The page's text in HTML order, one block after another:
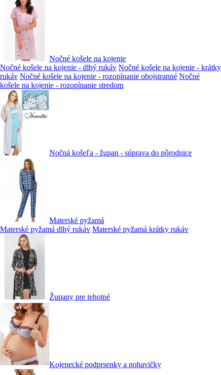
Nočné košele na kojenie
Nočné košele na kojenie - dlhý rukáv Nočné košele na kojenie - krátky
rukáv Nočné košele na kojenie - rozopínanie obojstranné Nočné
košele na kojenie - rozopínanie stredom
Nočná košeľa - župan - súprava do pôrodnice
Materské pyžamá
Materské pyžamá dlhý rukáv Materské pyžamá krátky rukáv
Župany pre tehotné
Kojenecké podprsenky a nohavičky